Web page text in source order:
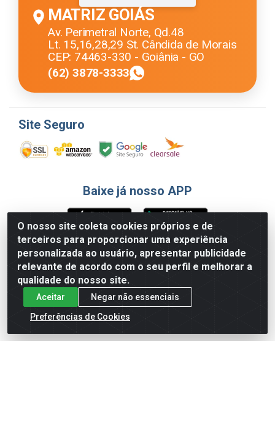
O nosso site coleta cookies próprios e de
terceiros para proporcionar uma experiência
personalizada ao usuário, apresentar publicidade
relevante de acordo com o seu perfil e melhorar a
qualidade do nosso site.
Aceitar
Negar não essenciais
Preferências de Cookies
MATRIZ GOIÁS
Av. Perimetral Norte, Qd.48
Lt. 15,16,28,29 St. Cândida de Morais
CEP: 74463-330 - Goiânia - GO
(62) 3878-3333
Site Seguro
Baixe já nosso APP
Formas de Pagamento